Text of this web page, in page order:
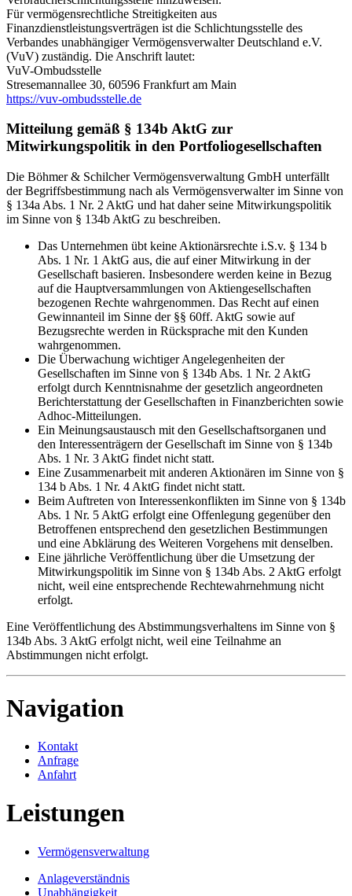
Für vermögensrechtliche Streitigkeiten aus
Finanzdienstleistungsverträgen ist die Schlichtungsstelle des
Verbandes unabhängiger Vermögensverwalter Deutschland e.V.
(VuV) zuständig. Die Anschrift lautet:
VuV-Ombudsstelle
Stresemannallee 30, 60596 Frankfurt am Main
https://vuv-ombudsstelle.de
Mitteilung gemäß § 134b AktG zur
Mitwirkungspolitik in den Portfoliogesellschaften
Die Böhmer & Schilcher Vermögensverwaltung GmbH unterfällt
der Begriffsbestimmung nach als Vermögensverwalter im Sinne von
§ 134a Abs. 1 Nr. 2 AktG und hat daher seine Mitwirkungspolitik
im Sinne von § 134b AktG zu beschreiben.
Das Unternehmen übt keine Aktionärsrechte i.S.v. § 134 b
Abs. 1 Nr. 1 AktG aus, die auf einer Mitwirkung in der
Gesellschaft basieren. Insbesondere werden keine in Bezug
auf die Hauptversammlungen von Aktiengesellschaften
bezogenen Rechte wahrgenommen. Das Recht auf einen
Gewinnanteil im Sinne der §§ 60ff. AktG sowie auf
Bezugsrechte werden in Rücksprache mit den Kunden
wahrgenommen.
Die Überwachung wichtiger Angelegenheiten der
Gesellschaften im Sinne von § 134b Abs. 1 Nr. 2 AktG
erfolgt durch Kenntnisnahme der gesetzlich angeordneten
Berichterstattung der Gesellschaften in Finanzberichten sowie
Adhoc-Mitteilungen.
Ein Meinungsaustausch mit den Gesellschaftsorganen und
den Interessenträgern der Gesellschaft im Sinne von § 134b
Abs. 1 Nr. 3 AktG findet nicht statt.
Eine Zusammenarbeit mit anderen Aktionären im Sinne von §
134 b Abs. 1 Nr. 4 AktG findet nicht statt.
Beim Auftreten von Interessenkonflikten im Sinne von § 134b
Abs. 1 Nr. 5 AktG erfolgt eine Offenlegung gegenüber den
Betroffenen entsprechend den gesetzlichen Bestimmungen
und eine Abklärung des Weiteren Vorgehens mit denselben.
Eine jährliche Veröffentlichung über die Umsetzung der
Mitwirkungspolitik im Sinne von § 134b Abs. 2 AktG erfolgt
nicht, weil eine entsprechende Rechtewahrnehmung nicht
erfolgt.
Eine Veröffentlichung des Abstimmungsverhaltens im Sinne von §
134b Abs. 3 AktG erfolgt nicht, weil eine Teilnahme an
Abstimmungen nicht erfolgt.
Navigation
Kontakt
Anfrage
Anfahrt
Leistungen
Vermögensverwaltung
Anlageverständnis
Unabhängigkeit